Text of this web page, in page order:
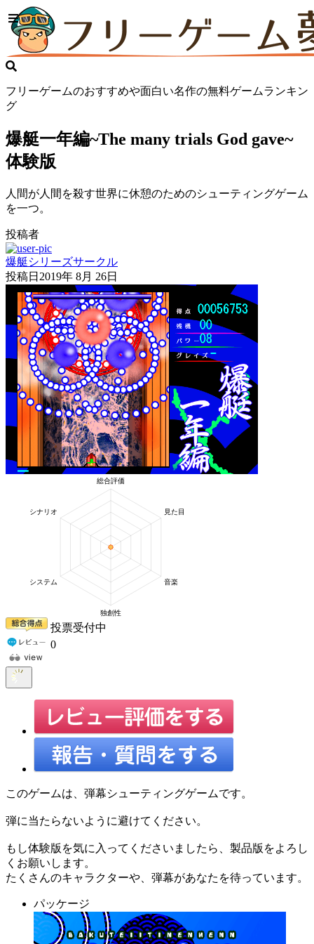
フリーゲームのおすすめや面白い名作の無料ゲームランキン
グ
爆艇一年編~The many trials God gave~
体験版
人間が人間を殺す世界に休憩のためのシューティングゲーム
を一つ。
投稿者
爆艇シリーズサークル
投稿日 2019年 8月 26日
投票受付中
0
このゲームは、弾幕シューティングゲームです。
弾に当たらないように避けてください。
もし体験版を気に入ってくださいましたら、製品版をよろし
くお願いします。
たくさんのキャラクターや、弾幕があなたを待っています。
パッケージ